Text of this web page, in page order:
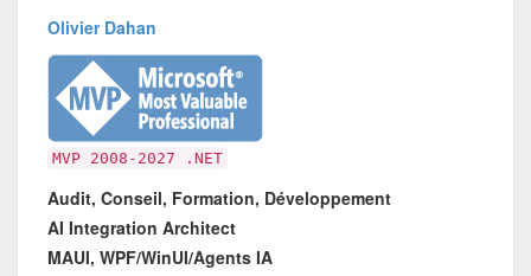
Olivier Dahan
MVP 2008-2027 .NET
Audit, Conseil, Formation, Développement
AI Integration Architect
MAUI, WPF/WinUI/Agents IA